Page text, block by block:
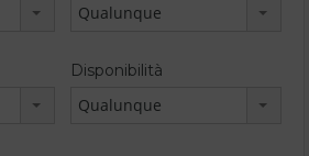
Qualunque
Disponibilità
Qualunque